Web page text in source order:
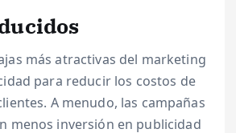
más atractivas del marketing
para reducir los costos de
A menudo, las campañas
menos inversión en publicidad